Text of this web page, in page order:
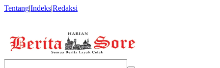
Tentang|Indeks|Redaksi